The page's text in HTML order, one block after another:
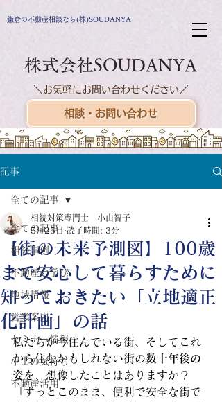
相談・お問い合わせ
鎌倉の不動産相談なら(株)SOUDANYA
株式会社SOUDANYA
＼お気軽にお問い合わせください／
記事
全ての記事
相談事例
不動産の学び
地域情報
営業案内
セミナー情報
小山の気持ち
不動産活用
全ての記事
【街の未来予測図】100歳
まで安心して暮らすために
知っておきたい「立地適正
化計画」の話
相続対策専門士 小山智子
5月25日 読了時間: 3分
私たちが今住んでいる街、そしてこれ
から住むかもしれない街の数十年後の
姿を、想像したことはありますか？
「ずっとこのまま、便利で安全な街で